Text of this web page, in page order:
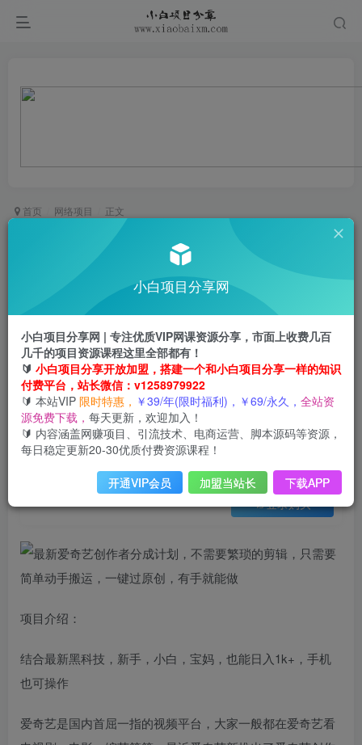
首页 网络项目 正文
最新爱奇艺创作者分成计划，不需要繁琐的剪辑，
只需要简单动手搬运，一键过原创，有手就能做
1年前更新
关注
0 588 18
此内容为会员免费，请付费后查看
云币3 限时特惠
云币 99
年VIP免费 终身VIP会员免费
登录购买
会员免费 已售 10
项目介绍：
结合最新黑科技，新手，小白，宝妈，也能日入1k+，手机
也可操作
爱奇艺是国内首屈一指的视频平台，大家一般都在爱奇艺看
小白项目分享网
小白项目分享网 | 专注优质VIP网课资源分享，市面上收费几百
几千的项目资源课程这里全部都有！
🔰 小白项目分享开放加盟，搭建一个和小白项目分享一样的知识
付费平台，站长微信：v1258979922
🔰 本站VIP 限时特惠， ￥39/年(限时福利)，￥69/永久， 全站资
源免费下载， 每天更新，欢迎加入！
🔰 内容涵盖网赚项目、引流技术、电商运营、脚本源码等资源，
每日稳定更新20-30优质付费资源课程！
开通VIP会员 加盟当站长 下载APP